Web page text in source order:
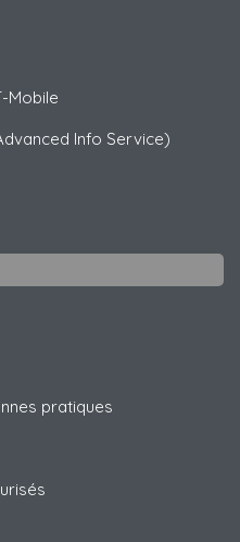
Mobile
Info Service)
pratiques